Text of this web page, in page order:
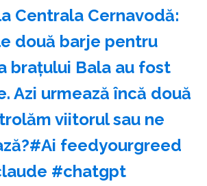
Centrala Cernavodă:
două barje pentru
brațului Bala au fost
Azi urmează încă două
viitorul sau ne
feedyourgreed
#chatgpt